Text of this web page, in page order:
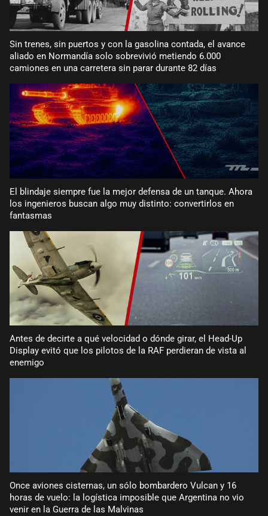
Sin trenes, sin puertos y con la gasolina contada, el avance
aliado en Normandía solo sobrevivió metiendo 6.000
camiones en una carretera sin parar durante 82 días
El blindaje siempre fue la mejor defensa de un tanque. Ahora
los ingenieros buscan algo muy distinto: convertirlos en
fantasmas
Antes de decirte a qué velocidad o dónde girar, el Head-Up
Display evitó que los pilotos de la RAF perdieran de vista al
enemigo
Once aviones cisternas, un sólo bombardero Vulcan y 16
horas de vuelo: la logística imposible que Argentina no vio
venir en la Guerra de las Malvinas